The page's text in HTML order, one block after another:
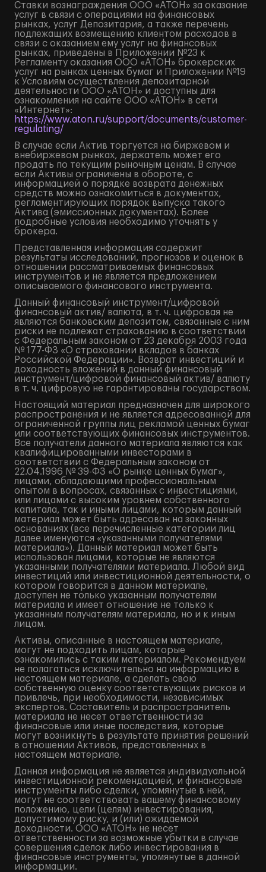
Ставки вознаграждения ООО «АТОН» за оказание
услуг в связи с операциями на финансовых
рынках, услуг Депозитария, а также перечень
подлежащих возмещению клиентом расходов в
связи с оказанием ему услуг на финансовых
рынках, приведены в Приложении №23 к
Регламенту оказания ООО «АТОН» брокерских
услуг на рынках ценных бумаг и Приложении №19
к Условиям осуществления депозитарной
деятельности ООО «АТОН» и доступны для
ознакомления на сайте ООО «АТОН» в сети
«Интернет»:
https://www.aton.ru/support/documents/customer-
regulating/
В случае если Актив торгуется на биржевом и
внебиржевом рынках, держатель может его
продать по текущим рыночным ценам. В случае
если Активы ограничены в обороте, с
информацией о порядке возврата денежных
средств можно ознакомиться в документах,
регламентирующих порядок выпуска такого
Актива (эмиссионных документах). Более
подробные условия необходимо уточнять у
брокера.
Представленная информация содержит
результаты исследований, прогнозов и оценок в
отношении рассматриваемых финансовых
инструментов и не является предложением
описываемого финансового инструмента.
Данный финансовый инструмент/цифровой
финансовый актив/ валюта, в т. ч. цифровая не
являются банковским депозитом, связанные с ним
риски не подлежат страхованию в соответствии
с Федеральным законом от 23 декабря 2003 года
№ 177-ФЗ «О страховании вкладов в банках
Российской Федерации». Возврат инвестиций и
доходность вложений в данный финансовый
инструмент/цифровой финансовый актив/ валюту
в т. ч. цифровую не гарантированы государством.
Настоящий материал предназначен для широкого
распространения и не является адресованной для
ограниченной группы лиц рекламой ценных бумаг
или соответствующих финансовых инструментов.
Все получатели данного материала являются как
квалифицированными инвесторами в
соответствии с Федеральным законом от
22.04.1996 № 39-ФЗ «О рынке ценных бумаг»,
лицами, обладающими профессиональным
опытом в вопросах, связанных с инвестициями,
или лицами с высоким уровнем собственного
капитала, так и иными лицами, которым данный
материал может быть адресован на законных
основаниях (все перечисленные категории лиц
далее именуются «указанными получателями
материала»). Данный материал может быть
использован лицами, которые не являются
указанными получателями материала. Любой вид
инвестиций или инвестиционной деятельности, о
котором говорится в данном материале,
доступен не только указанным получателям
материала и имеет отношение не только к
указанным получателям материала, но и к иным
лицам.
Активы, описанные в настоящем материале,
могут не подходить лицам, которые
ознакомились с таким материалом. Рекомендуем
не полагаться исключительно на информацию в
настоящем материале, а сделать свою
собственную оценку соответствующих рисков и
привлечь, при необходимости, независимых
экспертов. Составитель и распространитель
материала не несет ответственности за
финансовые или иные последствия, которые
могут возникнуть в результате принятия решений
в отношении Активов, представленных в
настоящем материале.
Данная информация не является индивидуальной
инвестиционной рекомендацией, и финансовые
инструменты либо сделки, упомянутые в ней,
могут не соответствовать вашему финансовому
положению, цели (целям) инвестирования,
допустимому риску, и (или) ожидаемой
доходности. ООО «АТОН» не несет
ответственности за возможные убытки в случае
совершения сделок либо инвестирования в
финансовые инструменты, упомянутые в данной
информации.